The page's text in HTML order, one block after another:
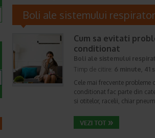
Boli ale sistemului respirator
Cum sa evitati
conditionat
Boli ale sistemului
Timp de citire: 6 minute, 41
Cele mai frecvente
conditionat fac parte din
si otitelor, racelii, chiar